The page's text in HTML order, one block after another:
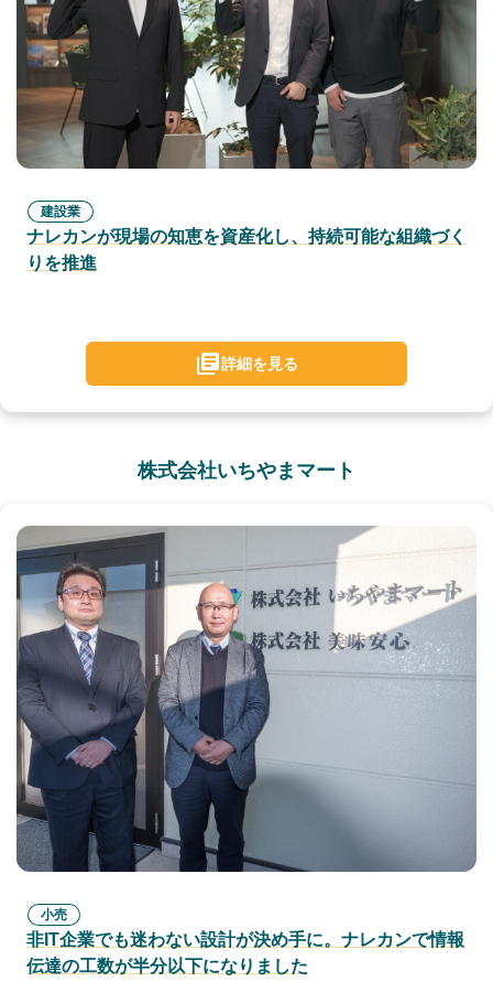
建設業
ナレカンが現場の知恵を資産化し、持続可能な組織づく
りを推進
詳細を見る
株式会社いちやまマート
小売
非IT企業でも迷わない設計が決め手に。ナレカンで情報
伝達の工数が半分以下になりました